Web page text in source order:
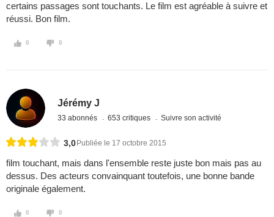
certains passages sont touchants. Le film est agréable à suivre et
réussi. Bon film.
0 0
Jérémy J
33 abonnés 653 critiques Suivre son activité
3,0 Publiée le 17 octobre 2015
film touchant, mais dans l'ensemble reste juste bon mais pas au
dessus. Des acteurs convainquant toutefois, une bonne bande
originale également.
0 0